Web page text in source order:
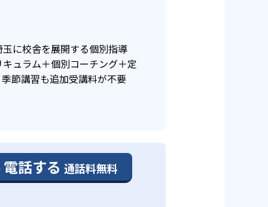
に校舎を展開する個別指導
ュラム＋個別コーチング＋定
節講習も追加受講料が不要
電話する 通話料無料